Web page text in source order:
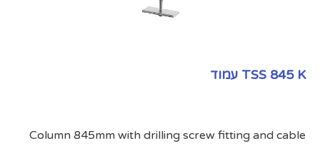
TSS 845 K עמוד
Column 845mm with drilling screw fitting and cable